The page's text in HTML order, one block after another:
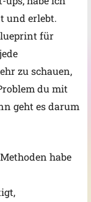
und erlebt.
für
zuschauen,
du mit
geht es darum
habe